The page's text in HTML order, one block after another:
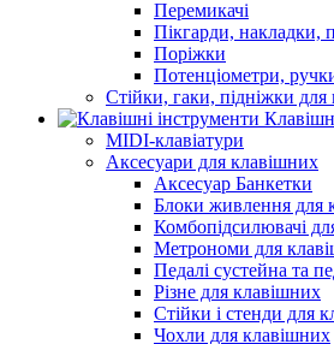
Перемикачі
Пікгарди, накладки,
Поріжки
Потенціометри,
Стійки, гаки, підніжки для
MIDI-клавіатури
Аксесуари для клавішних
Аксесуар Банкетки
Блоки живлення для
Комбопідсилювачі
Метрономи для
Педалі сустейна та
Різне для клавішних
Стійки і стенди для
Чохли для клавішних